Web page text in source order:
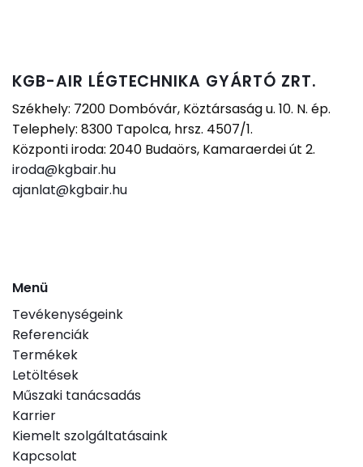
KGB-AIR LÉGTECHNIKA GYÁRTÓ ZRT.
Székhely: 7200 Dombóvár, Köztársaság u. 10. N. ép.
Telephely: 8300 Tapolca, hrsz. 4507/1.
Központi iroda: 2040 Budaörs, Kamaraerdei út 2.
iroda@kgbair.hu
ajanlat@kgbair.hu
Menü
Tevékenységeink
Referenciák
Termékek
Letöltések
Műszaki tanácsadás
Karrier
Kiemelt szolgáltatásaink
Kapcsolat